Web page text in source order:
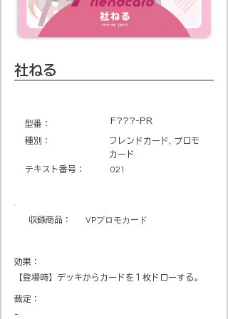
社ねる
​型番​： F???-PR
種別：
フレンドカード, プロモ
カード
テキスト番号​：
021
収録商品​： VPプロモカード
効果：
【登場時】デッキからカードを１枚ドローする。
裁定：
-